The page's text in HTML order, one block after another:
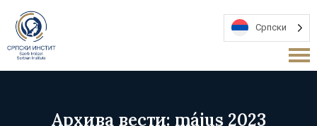
Српски
Архива вести: május 2023